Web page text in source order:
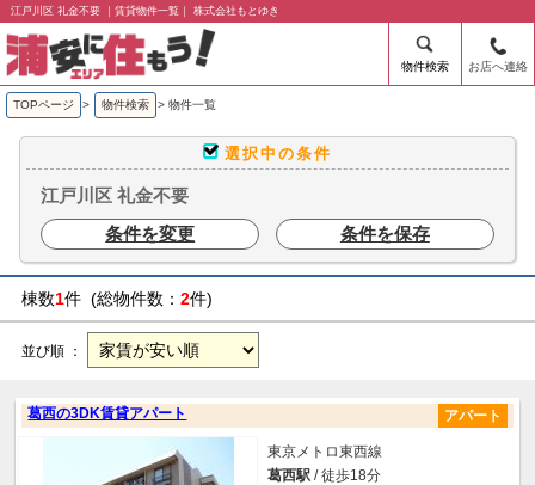
江戸川区 礼金不要 ｜賃貸物件一覧｜ 株式会社もとゆき
物件検索 お店へ連絡
TOPページ > 物件検索 > 物件一覧
選択中の条件
江戸川区 礼金不要
条件を変更
条件を保存
棟数1件 (総物件数： 2件)
並び順 ：
葛西の3DK賃貸アパート アパート
東京メトロ東西線
葛西駅 / 徒歩18分